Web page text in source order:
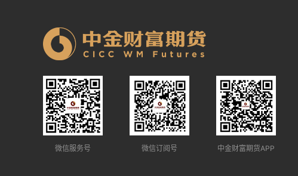
微信服务号 微信订阅号 中金财富期货APP